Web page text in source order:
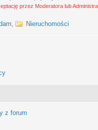
przez Moderatora lub
, Nieruchomości
z forum